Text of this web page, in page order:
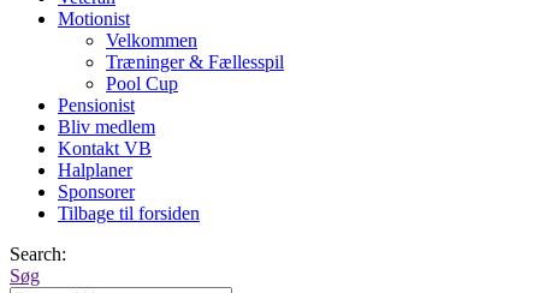
Motionist
Velkommen
Træninger & Fællesspil
Pool Cup
Pensionist
Bliv medlem
Kontakt VB
Halplaner
Sponsorer
Tilbage til forsiden
Search:
Søg